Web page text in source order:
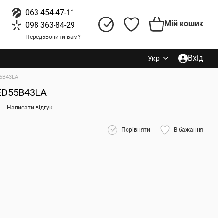
063 454-47-11
098 363-84-29
Передзвонити вам?
Мій кошик
Укр Вхід
Написати відгук
Порівняти В бажання